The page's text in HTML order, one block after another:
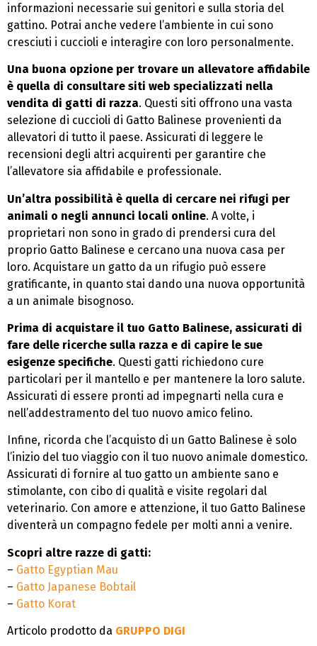
informazioni necessarie sui genitori e sulla storia del
gattino. Potrai anche vedere l’ambiente in cui sono
cresciuti i cuccioli e interagire con loro personalmente.
Una buona opzione per trovare un allevatore affidabile
è quella di consultare siti web specializzati nella
vendita di gatti di razza. Questi siti offrono una vasta
selezione di cuccioli di Gatto Balinese provenienti da
allevatori di tutto il paese. Assicurati di leggere le
recensioni degli altri acquirenti per garantire che
l’allevatore sia affidabile e professionale.
Un’altra possibilità è quella di cercare nei rifugi per
animali o negli annunci locali online. A volte, i
proprietari non sono in grado di prendersi cura del
proprio Gatto Balinese e cercano una nuova casa per
loro. Acquistare un gatto da un rifugio può essere
gratificante, in quanto stai dando una nuova opportunità
a un animale bisognoso.
Prima di acquistare il tuo Gatto Balinese, assicurati di
fare delle ricerche sulla razza e di capire le sue
esigenze specifiche. Questi gatti richiedono cure
particolari per il mantello e per mantenere la loro salute.
Assicurati di essere pronti ad impegnarti nella cura e
nell’addestramento del tuo nuovo amico felino.
Infine, ricorda che l’acquisto di un Gatto Balinese è solo
l’inizio del tuo viaggio con il tuo nuovo animale domestico.
Assicurati di fornire al tuo gatto un ambiente sano e
stimolante, con cibo di qualità e visite regolari dal
veterinario. Con amore e attenzione, il tuo Gatto Balinese
diventerà un compagno fedele per molti anni a venire.
Scopri altre razze di gatti:
– Gatto Egyptian Mau
– Gatto Japanese Bobtail
– Gatto Korat
Articolo prodotto da GRUPPO DIGI